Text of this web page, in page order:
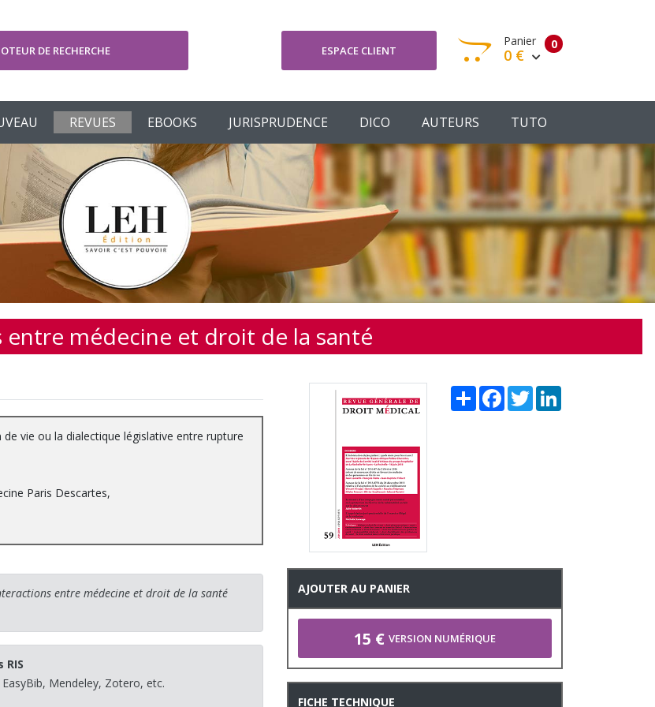
DE RECHERCHE ESPACE CLIENT 0
Panier
0 €
Votre panier est vide
Votre Panier Commander
REVUES EBOOKS JURISPRUDENCE DICO AUTEURS TUTO
entre médecine et droit de la santé
vie ou la dialectique législative entre rupture
Paris Descartes,
entre médecine et droit de la santé
RIS
Mendeley, Zotero, etc.
Share FacebookTwitter
AJOUTER AU PANIER
15 € VERSION NUMÉRIQUE
FICHE TECHNIQUE